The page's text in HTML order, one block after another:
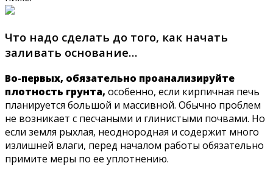
Что надо сделать до того, как начать
заливать основание…
Во-первых, обязательно проанализируйте
плотность грунта, особенно, если кирпичная печь
планируется большой и массивной. Обычно проблем
не возникает с песчаными и глинистыми почвами. Но
если земля рыхлая, неоднородная и содержит много
излишней влаги, перед началом работы обязательно
примите меры по ее уплотнению.